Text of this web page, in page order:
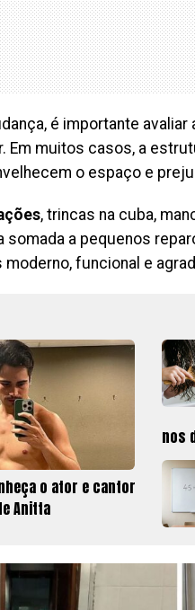
é importante avaliar
Em muitos casos, a
o espaço e
, trincas na cuba,
somada a pequenos
funcional e
o ator e cantor
Anitta
nos